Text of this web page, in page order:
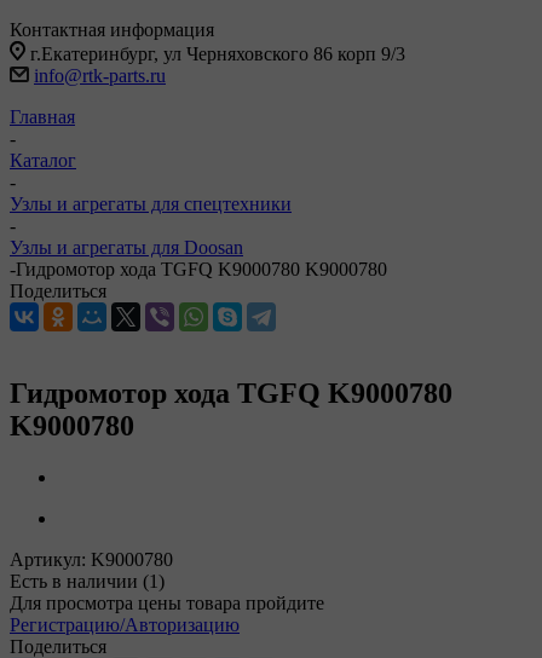
Контактная информация
г.Екатеринбург, ул Черняховского 86 корп 9/3
info@rtk-parts.ru
Главная
-
Каталог
-
Узлы и агрегаты для спецтехники
-
Узлы и агрегаты для Doosan
-Гидромотор хода TGFQ K9000780 K9000780
Поделиться
Гидромотор хода TGFQ K9000780
K9000780
Артикул: K9000780
Есть в наличии (1)
Для просмотра цены товара пройдите
Регистрацию/Авторизацию
Поделиться